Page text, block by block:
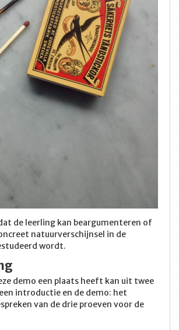
de leerling kan beargumenteren of
natuurverschijnsel in de
wordt.
demo een plaats heeft kan uit twee
introductie en de demo: het
van de drie proeven voor de